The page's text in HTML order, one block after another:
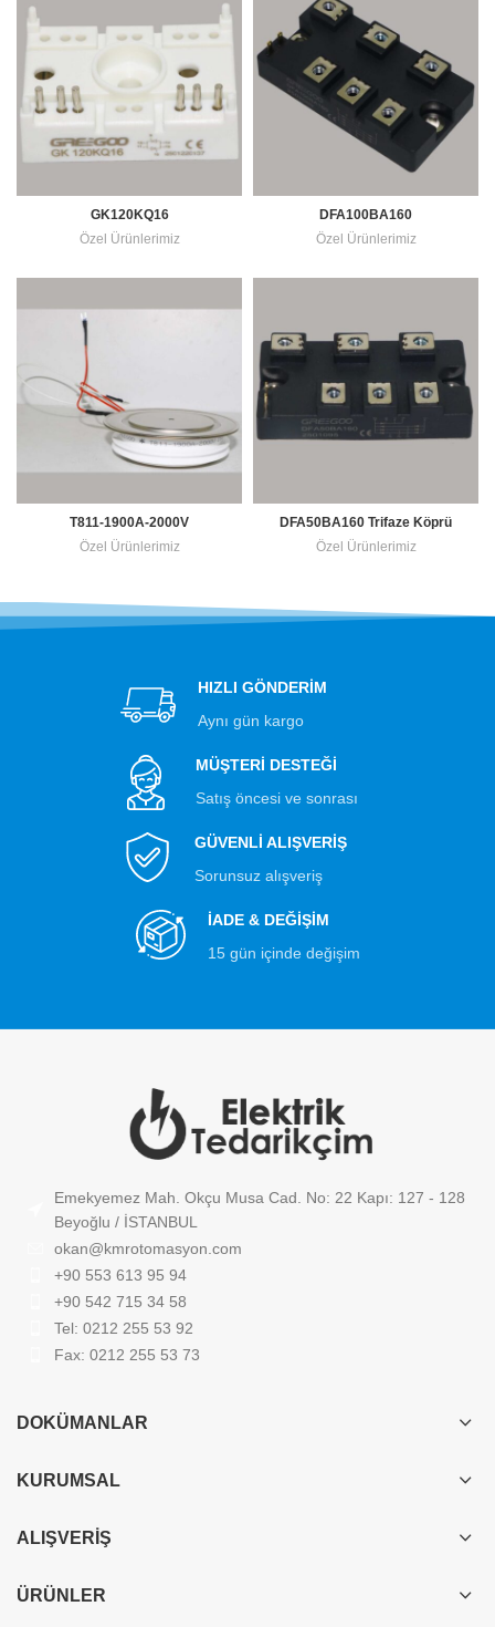
GK120KQ16
Özel Ürünlerimiz
DFA100BA160
Özel Ürünlerimiz
T811-1900A-2000V
Özel Ürünlerimiz
DFA50BA160 Trifaze Köprü
Diyot
Özel Ürünlerimiz
HIZLI GÖNDERİM
Aynı gün kargo
MÜŞTERİ DESTEĞİ
Satış öncesi ve sonrası
GÜVENLİ ALIŞVERİŞ
Sorunsuz alışveriş
İADE & DEĞİŞİM
15 gün içinde değişim
Emekyemez Mah. Okçu Musa Cad. No: 22 Kapı: 127 - 128
Beyoğlu / İSTANBUL
okan@kmrotomasyon.com
+90 553 613 95 94
+90 542 715 34 58
Tel: 0212 255 53 92
Fax: 0212 255 53 73
DOKÜMANLAR
KURUMSAL
ALIŞVERIŞ
ÜRÜNLER